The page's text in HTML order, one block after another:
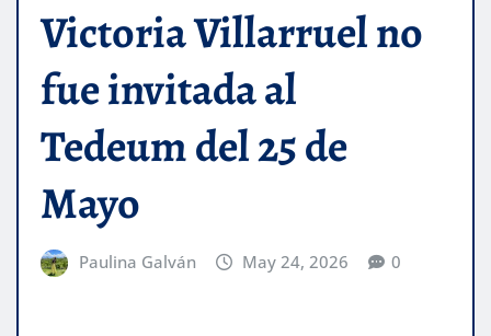
Victoria Villarruel no
fue invitada al
Tedeum del 25 de
Mayo
Paulina Galván May 24, 2026 0